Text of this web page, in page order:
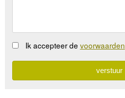
Ik accepteer de voorwaarden